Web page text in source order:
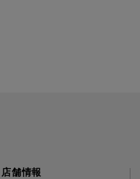
店舗情報